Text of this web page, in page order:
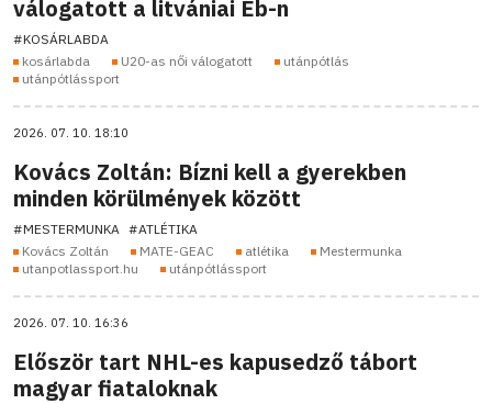
válogatott a litvániai Eb-n
#KOSÁRLABDA
kosárlabda
U20-as női válogatott
utánpótlás
utánpótlássport
2026. 07. 10. 18:10
Kovács Zoltán: Bízni kell a gyerekben
minden körülmények között
#MESTERMUNKA #ATLÉTIKA
Kovács Zoltán
MATE-GEAC atlétika
Mestermunka
utanpotlassport.hu
utánpótlássport
2026. 07. 10. 16:36
Először tart NHL-es kapusedző tábort
magyar fiataloknak